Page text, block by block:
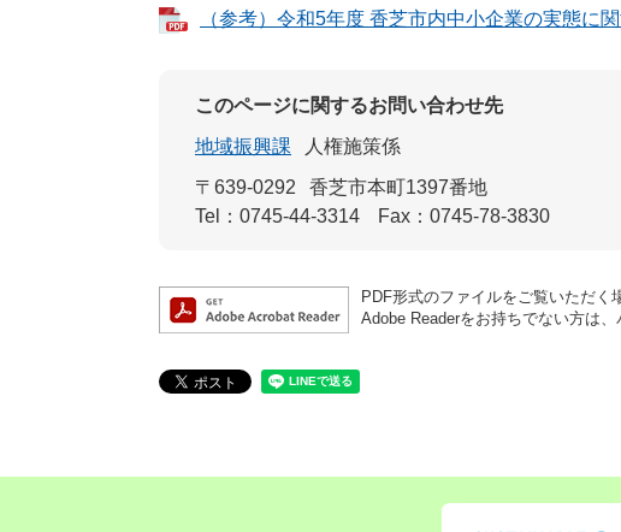
（参考）令和5年度 香芝市内中小企業の実態に
このページに関するお問い合わせ先
地域振興課
人権施策係
〒639-0292
香芝市本町1397番地
Tel：0745-44-3314
Fax：0745-78-3830
PDF形式のファイルをご覧いただく
Adobe Readerをお持ちでない方は